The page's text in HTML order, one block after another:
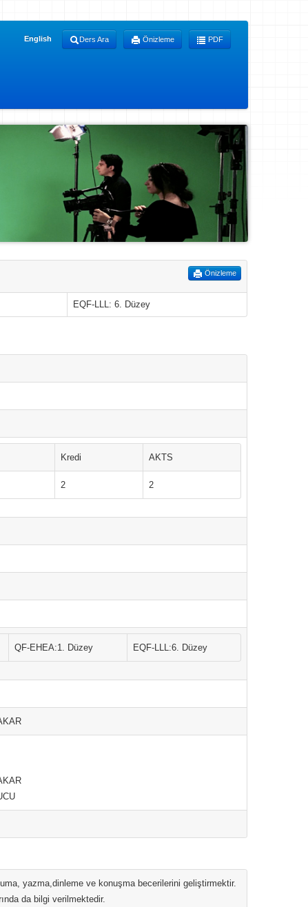
English Ders Ara Önizleme PDF
Önizleme
EQF-LLL: 6. Düzey
Kredi AKTS
2 2
QF-EHEA:1. Düzey EQF-LLL:6. Düzey
yazma,dinleme ve konuşma becerilerini geliştirmektir.
da bilgi verilmektedir.